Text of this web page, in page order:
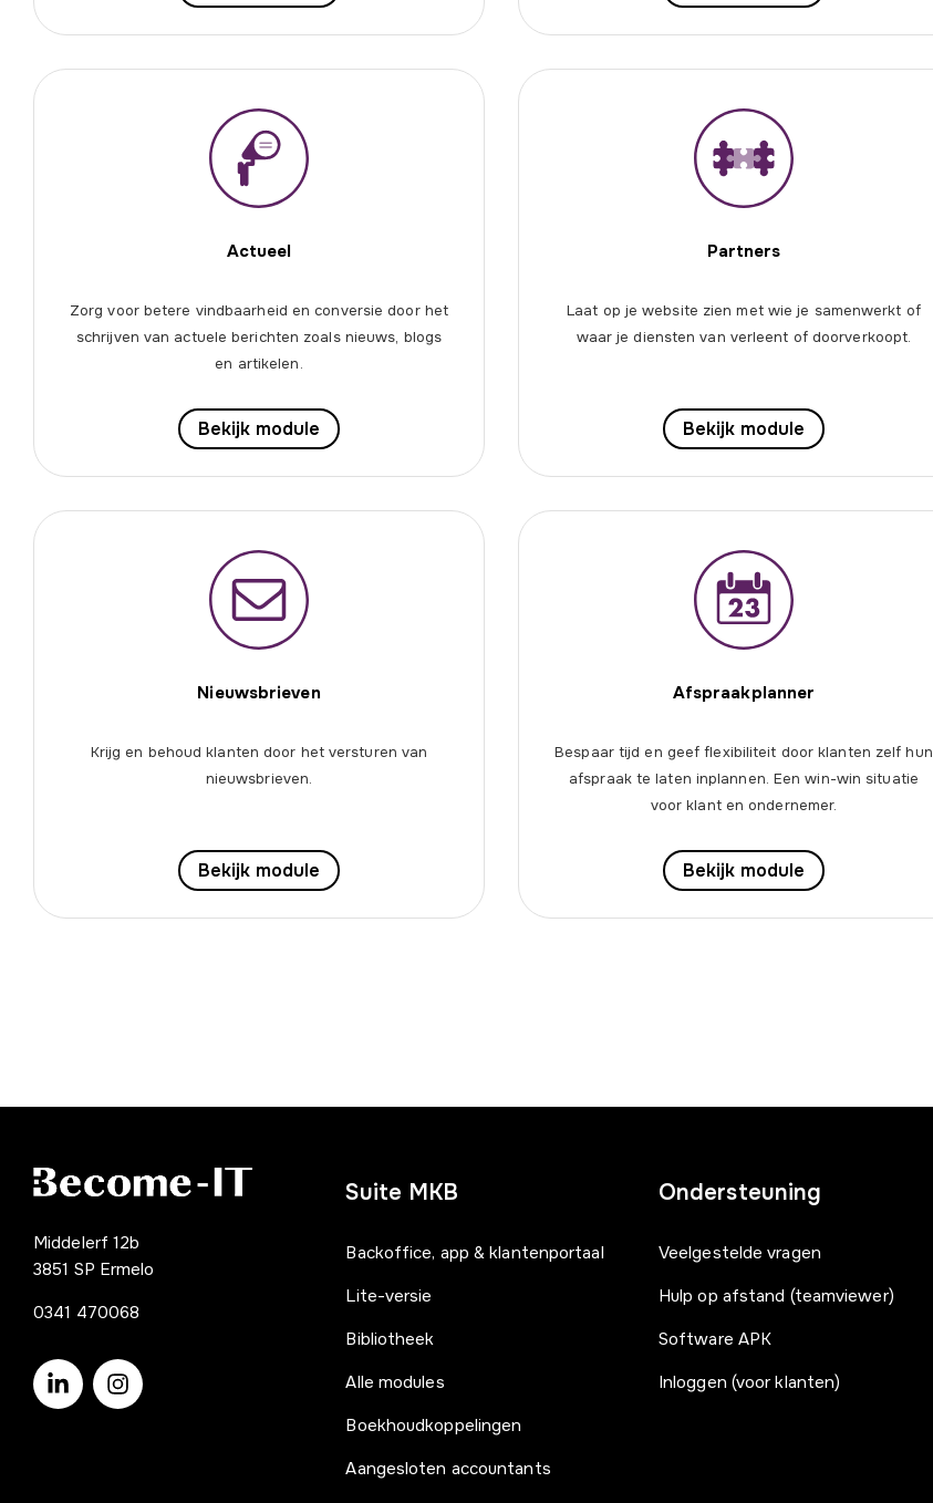
Actueel
Zorg voor betere vindbaarheid en conversie door het
schrijven van actuele berichten zoals nieuws, blogs
en artikelen.
Bekijk module
Partners
Laat op je website zien met wie je samenwerkt of
waar je diensten van verleent of doorverkoopt.
Bekijk module
Nieuwsbrieven
Krijg en behoud klanten door het versturen van
nieuwsbrieven.
Bekijk module
Afspraakplanner
Bespaar tijd en geef flexibiliteit door klanten zelf hun
afspraak te laten inplannen. Een win-win situatie
voor klant en ondernemer.
Bekijk module
Middelerf 12b
3851 SP Ermelo
0341 470068
Suite MKB
Backoffice, app & klantenportaal
Lite-versie
Bibliotheek
Alle modules
Boekhoudkoppelingen
Aangesloten accountants
Ondersteuning
Veelgestelde vragen
Hulp op afstand (teamviewer)
Software APK
Inloggen (voor klanten)